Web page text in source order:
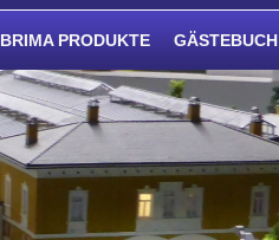
BRIMA PRODUKTE GÄSTEBUCH